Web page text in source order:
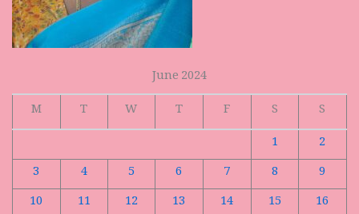
June 2024
M
T W T F S
S
1
2
3
4 5 6 7 8
9
10
11 12 13 14 15
16